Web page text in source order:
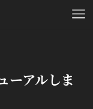
ーアルしま